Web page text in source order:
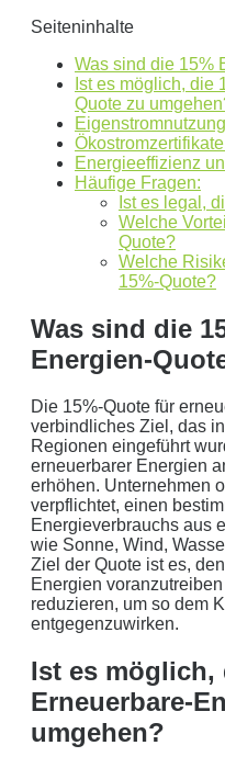
Aktuellen Strompreis
Hinweis:Dies ist eine
Dies ist eine
Annahme:
kWh Verbrauch
aktuellen
ergibt ein
Detailliertere
die bis 5000 kWh
Jetzt unverbindliches
Bitte lasse dieses Feld
Mit dem Absenden erklären Sie
Seiteninhalte
Was sind die 15%
Ist es möglich, die
Quote zu
Energieeffizienz
Häufige Fragen:
Ist es legal,
Welche
Quote?
Welche
15%-Quote?
Was sind die
Energien-
Die 15%-Quote für
verbindliches Ziel, das
Regionen eingeführt
erneuerbarer Energien
erhöhen. Unternehmen
verpflichtet, einen
Energieverbrauchs aus
wie Sonne, Wind,
Ziel der Quote ist es,
Energien
reduzieren, um so dem
entgegenzuwirken.
Ist es möglich,
Erneuerbare-
umgehen?